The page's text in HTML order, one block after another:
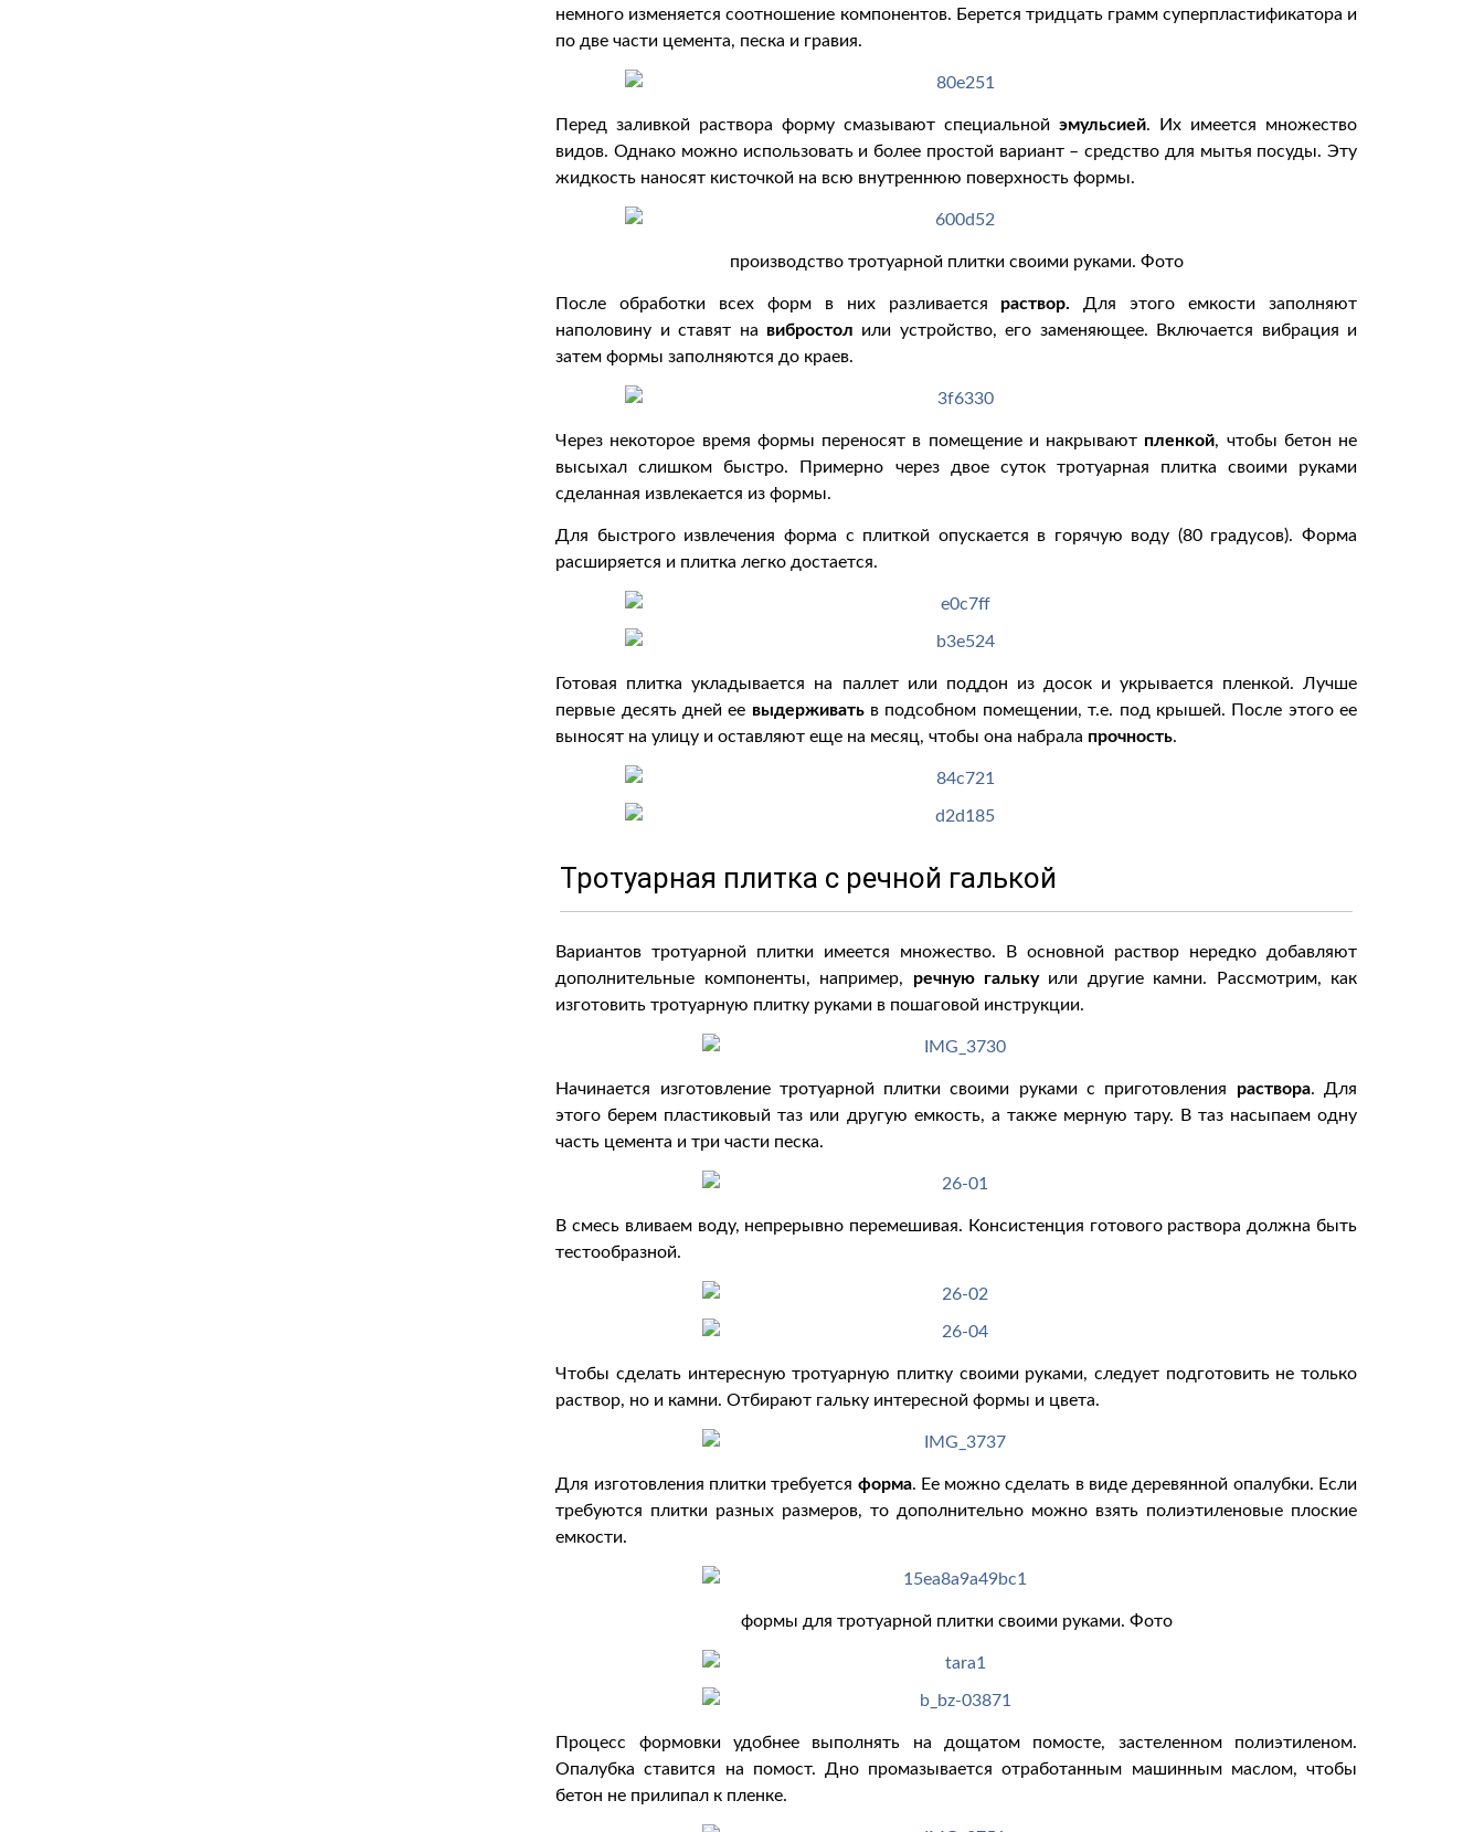
немного изменяется соотношение компонентов. Берется тридцать грамм суперпластификатора и
по две части цемента, песка и гравия.
Перед заливкой раствора форму смазывают специальнойэмульсией. Их имеется множество
видов. Однако можно использовать и более простой вариант – средство для мытья посуды. Эту
жидкость наносят кисточкой на всю внутреннюю поверхность формы.
производство тротуарной плитки своими руками. Фото
После обработки всех форм в них разливается раствор. Для этого емкости заполняют
наполовину и ставят на вибростол или устройство, его заменяющее. Включается вибрация и
затем формы заполняются до краев.
Через некоторое время формы переносят в помещение и накрывают пленкой, чтобы бетон не
высыхал слишком быстро. Примерно через двое суток тротуарная плитка своими руками
сделанная извлекается из формы.
Для быстрого извлечения форма с плиткой опускается в горячую воду (80 градусов). Форма
расширяется и плитка легко достается.
Готовая плитка укладывается на паллет или поддон из досок и укрывается пленкой. Лучше
первые десять дней ее выдерживатьв подсобном помещении, т.е. под крышей. После этого ее
выносят на улицу и оставляют еще на месяц, чтобы она набрала прочность.
Тротуарная плитка с речной галькой
Вариантов тротуарной плитки имеется множество. В основной раствор нередко добавляют
дополнительные компоненты, например, речную галькуили другие камни. Рассмотрим, как
изготовить тротуарную плитку руками в пошаговой инструкции.
Начинается изготовление тротуарной плитки своими руками с приготовления раствора. Для
этого берем пластиковый таз или другую емкость, а также мерную тару. В таз насыпаем одну
часть цемента и три части песка.
В смесь вливаем воду, непрерывно перемешивая. Консистенция готового раствора должна быть
тестообразной.
Чтобы сделать интересную тротуарную плитку своими руками, следует подготовить не только
раствор, но и камни. Отбирают гальку интересной формы и цвета.
Для изготовления плитки требуется форма. Ее можно сделать в виде деревянной опалубки. Если
требуются плитки разных размеров, то дополнительно можно взять полиэтиленовые плоские
емкости.
формы для тротуарной плитки своими руками. Фото
Процесс формовки удобнее выполнять на дощатом помосте, застеленном полиэтиленом.
Опалубка ставится на помост. Дно промазывается отработанным машинным маслом, чтобы
бетон не прилипал к пленке.